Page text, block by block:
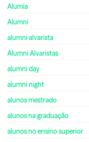
Alumia
Alumni
alumni alvarista
Alumni Alvaristas
alumni day
alumni night
alunos mestrado
alunos na graduação
alunos no ensino superior